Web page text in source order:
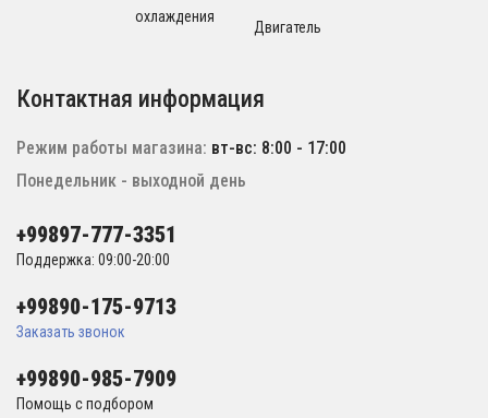
охлаждения
Двигатель
Контактная информация
Режим работы магазина: вт-вс: 8:00 - 17:00
Понедельник - выходной день
+99897-777-3351
Поддержка: 09:00-20:00
+99890-175-9713
Заказать звонок
+99890-985-7909
Помощь с подбором